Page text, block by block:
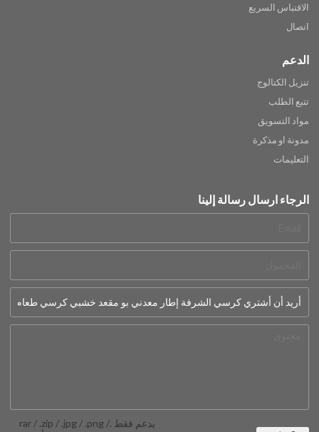
الاقتباس السريع
اتصال
الدعم
تنزيل الكتالوج
تتبع الطلب
مواد التسويق
مدونة او مذكرة
التعليمات
الرجاء ارسال رسالة إلينا
يدعم فقط .rar / .zip / .jpg / .png /